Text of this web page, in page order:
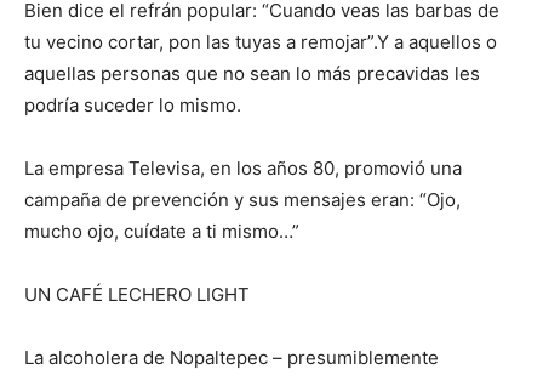
Bien dice el refrán popular: “Cuando veas las barbas de
tu vecino cortar, pon las tuyas a remojar”.Y a aquellos o
aquellas personas que no sean lo más precavidas les
podría suceder lo mismo.
La empresa Televisa, en los años 80, promovió una
campaña de prevención y sus mensajes eran: “Ojo,
mucho ojo, cuídate a ti mismo…”
UN CAFÉ LECHERO LIGHT
La alcoholera de Nopaltepec – presumiblemente